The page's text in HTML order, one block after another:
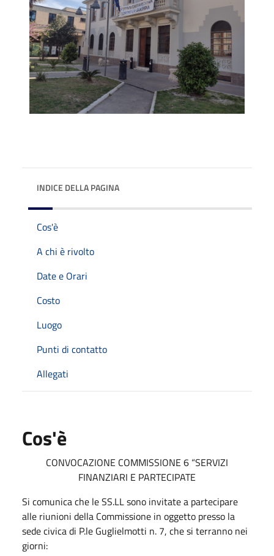
INDICE DELLA PAGINA
Cos'è
A chi è rivolto
Date e Orari
Costo
Luogo
Punti di contatto
Allegati
Cos'è
CONVOCAZIONE COMMISSIONE 6 “SERVIZI
FINANZIARI E PARTECIPATE
Si comunica che le SS.LL sono invitate a partecipare
alle riunioni della Commissione in oggetto presso la
sede civica di P.le Guglielmotti n. 7, che si terranno nei
giorni: